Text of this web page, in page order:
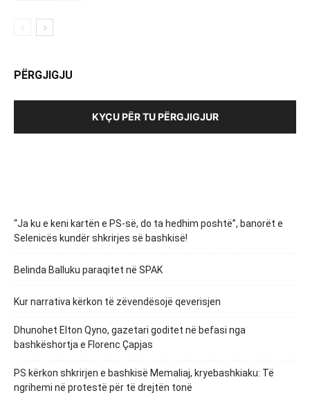
PËRGJIGJU
KYÇU PËR TU PËRGJIGJUR
“Ja ku e keni kartën e PS-së, do ta hedhim poshtë”, banorët e
Selenicës kundër shkrirjes së bashkisë!
Belinda Balluku paraqitet në SPAK
Kur narrativa kërkon të zëvendësojë qeverisjen
Dhunohet Elton Qyno, gazetari goditet në befasi nga
bashkëshortja e Florenc Çapjas
PS kërkon shkrirjen e bashkisë Memaliaj, kryebashkiaku: Të
ngrihemi në protestë për të drejtën tonë